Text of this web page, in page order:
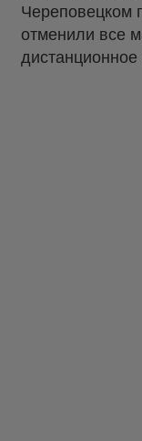
Череповецком
отменили все
дистанционное